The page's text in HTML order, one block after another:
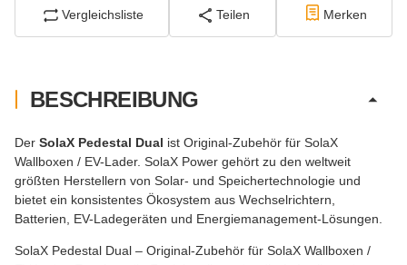
Vergleichsliste Teilen Merken
BESCHREIBUNG
Der SolaX Pedestal Dual ist Original-Zubehör für SolaX
Wallboxen / EV-Lader. SolaX Power gehört zu den weltweit
größten Herstellern von Solar- und Speichertechnologie und
bietet ein konsistentes Ökosystem aus Wechselrichtern,
Batterien, EV-Ladegeräten und Energiemanagement-Lösungen.
SolaX Pedestal Dual – Original-Zubehör für SolaX Wallboxen /